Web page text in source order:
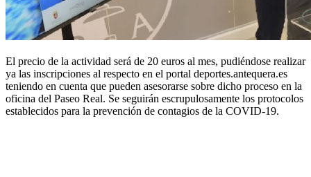
El precio de la actividad será de 20 euros al mes, pudiéndose realizar
ya las inscripciones al respecto en el portal deportes.antequera.es
teniendo en cuenta que pueden asesorarse sobre dicho proceso en la
oficina del Paseo Real. Se seguirán escrupulosamente los protocolos
establecidos para la prevención de contagios de la COVID-19.